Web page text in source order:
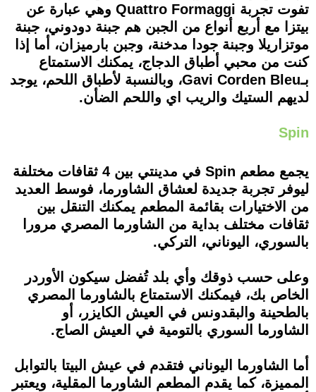
تفوت تجربة Quattro Formaggi وهي عبارة عن
بيتزا مع أربع أنواع من الجبن هم جبنة دودوني، جبنة
موتزاريلا وجبنة جودا مدخنة، وجبن بارميزان، أما إذا
كنت من محبي أطباق الدجاج، يمكنك الاستمتاع
بـGavi Corden Bleu، وبالنسبة لأطباق اللحم، يوجد
لديهم الستيك والريب اي واللحم الضأن.
Spin
يجمع مطعم Spin في مدينتي بين 4 ثقافات مختلفة
ليوفر تجربة جديدة لعشاق الشاورما، فوسط العديد
من الاختيارات بقائمة المطعم يمكنك التنقل بين
ثقافات مختلف بداية من الشاورما المصري مرورا
بالسوري، اليوناني، التركي.
وعلى حسب ذوقك وأي بلد تُفضل سيكون الأوردر
الخاص بك، فيمكنك الاستمتاع بالشاورما المصري
بالطحينة والبقدونس في العيش الكايزر، أو
الشاورما السوري بالتومية في العيش الصاج.
أما الشاورما اليوناني فتقدم في عيش البيتا بالتوابل
المميزة، كما يقدم المطعم الشاورما المقلية، ويعتبر